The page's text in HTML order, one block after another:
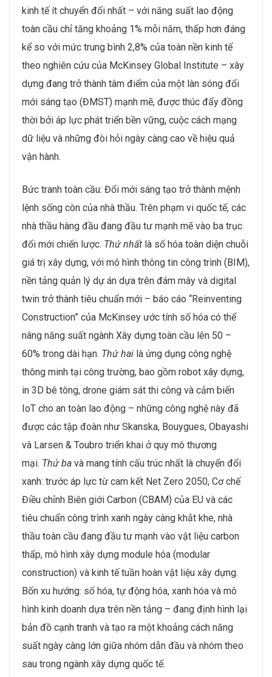
kinh tế ít chuyển đổi nhất – với năng suất lao động
toàn cầu chỉ tăng khoảng 1% mỗi năm, thấp hơn đáng
kể so với mức trung bình 2,8% của toàn nền kinh tế
theo nghiên cứu của McKinsey Global Institute – xây
dựng đang trở thành tâm điểm của một làn sóng đổi
mới sáng tạo (ĐMST) mạnh mẽ, được thúc đẩy đồng
thời bởi áp lực phát triển bền vững, cuộc cách mạng
dữ liệu và những đòi hỏi ngày càng cao về hiệu quả
vận hành.
Bức tranh toàn cầu: Đổi mới sáng tạo trở thành mệnh
lệnh sống còn của nhà thầu. Trên phạm vi quốc tế, các
nhà thầu hàng đầu đang đầu tư mạnh mẽ vào ba trục
đổi mới chiến lược. Thứ nhất là số hóa toàn diện chuỗi
giá trị xây dựng, với mô hình thông tin công trình (BIM),
nền tảng quản lý dự án dựa trên đám mây và digital
twin trở thành tiêu chuẩn mới – báo cáo “Reinventing
Construction” của McKinsey ước tính số hóa có thể
nâng năng suất ngành Xây dựng toàn cầu lên 50 –
60% trong dài hạn. Thứ hai là ứng dụng công nghệ
thông minh tại công trường, bao gồm robot xây dựng,
in 3D bê tông, drone giám sát thi công và cảm biến
IoT cho an toàn lao động – những công nghệ này đã
được các tập đoàn như Skanska, Bouygues, Obayashi
và Larsen & Toubro triển khai ở quy mô thương
mại. Thứ ba và mang tính cấu trúc nhất là chuyển đổi
xanh: trước áp lực từ cam kết Net Zero 2050, Cơ chế
Điều chỉnh Biên giới Carbon (CBAM) của EU và các
tiêu chuẩn công trình xanh ngày càng khắt khe, nhà
thầu toàn cầu đang đầu tư mạnh vào vật liệu carbon
thấp, mô hình xây dựng module hóa (modular
construction) và kinh tế tuần hoàn vật liệu xây dựng.
Bốn xu hướng: số hóa, tự động hóa, xanh hóa và mô
hình kinh doanh dựa trên nền tảng – đang định hình lại
bản đồ cạnh tranh và tạo ra một khoảng cách năng
suất ngày càng lớn giữa nhóm dẫn đầu và nhóm theo
sau trong ngành xây dựng quốc tế.